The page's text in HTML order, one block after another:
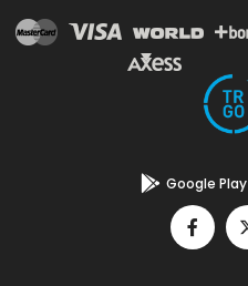
Google Play